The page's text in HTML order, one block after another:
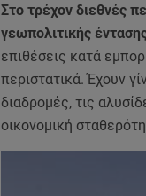
Στο τρέχον διεθνές
γεωπολιτικής
επιθέσεις κατά
περιστατικά. Έχουν
διαδρομές, τις
οικονομική